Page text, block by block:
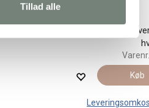
Tillad alle
Køb